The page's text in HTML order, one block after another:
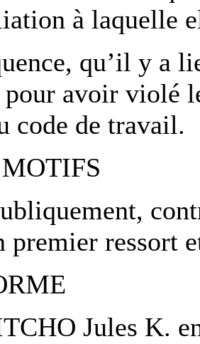
à laquelle
qu’il y a
pour avoir violé
code de travail.
premier ressort
Jules K.